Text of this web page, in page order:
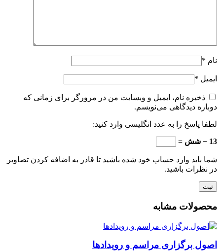
نام *
ایمیل *
ذخیره نام، ایمیل و وبسایت من در مرورگر برای زمانی که
دوباره دیدگاهی می‌نویسم.
لطفا پاسخ را به عدد انگلیسی وارد کنید:
13 − شش =
شما باید وارد حساب خود شده باشید تا قادر به اضافه کردن تصاویر
در نظرات باشید.
محصولات مشابه
اصول برگزاری مراسم و رویدادها